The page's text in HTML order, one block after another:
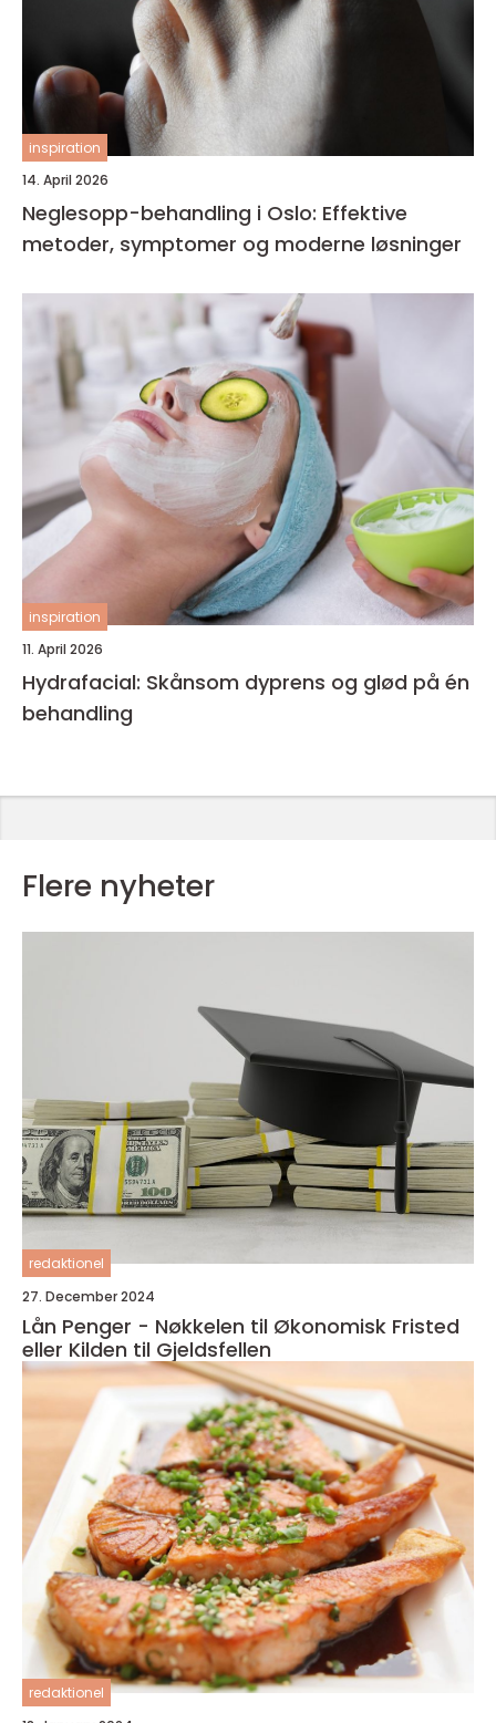
inspiration
14. April 2026
Neglesopp-behandling i Oslo: Effektive
metoder, symptomer og moderne løsninger
inspiration
11. April 2026
Hydrafacial: Skånsom dyprens og glød på én
behandling
Flere nyheter
redaktionel
27. December 2024
Lån Penger - Nøkkelen til Økonomisk Fristed
eller Kilden til Gjeldsfellen
redaktionel